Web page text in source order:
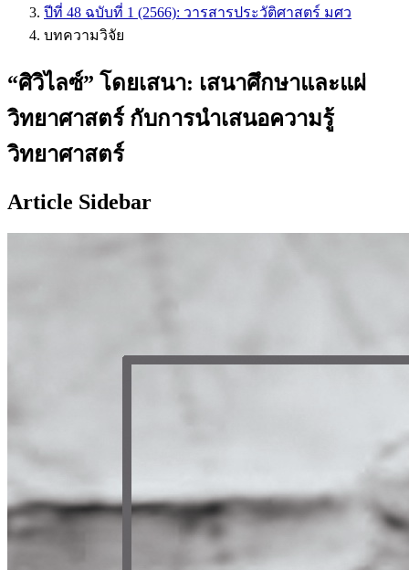
ปีที่ 48 ฉบับที่ 1 (2566): วารสารประวัติศาสตร์ มศว
บทความวิจัย
“ศิวิไลซ์” โดยเสนา: เสนาศึกษาและแผ่
วิทยาศาสตร์ กับการนำเสนอความรู้
วิทยาศาสตร์
Article Sidebar